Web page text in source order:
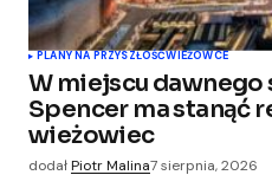
Your Name*
Your E-mail*
Zapamiętaj moje dane
podczas pisania
PLANY NA PRZYSZŁOŚĆWIEŻOWCE
W miejscu dawnego
Spencer ma stanąć
wieżowiec
dodałPiotr Malina7 sierpnia, 2026